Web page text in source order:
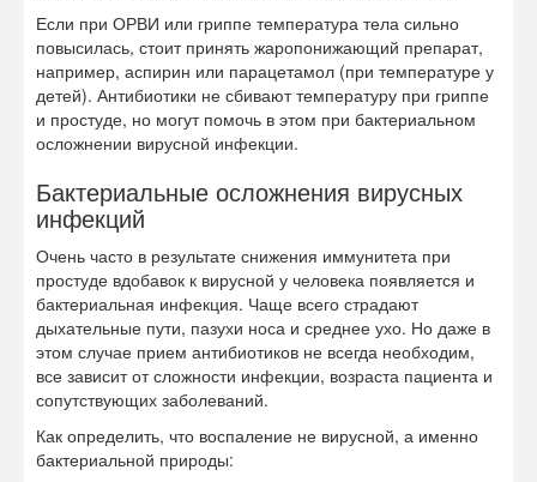
Если при ОРВИ или гриппе температура тела сильно
повысилась, стоит принять жаропонижающий препарат,
например, аспирин или парацетамол (при температуре у
детей). Антибиотики не сбивают температуру при гриппе
и простуде, но могут помочь в этом при бактериальном
осложнении вирусной инфекции.
Бактериальные осложнения вирусных
инфекций
Очень часто в результате снижения иммунитета при
простуде вдобавок к вирусной у человека появляется и
бактериальная инфекция. Чаще всего страдают
дыхательные пути, пазухи носа и среднее ухо. Но даже в
этом случае прием антибиотиков не всегда необходим,
все зависит от сложности инфекции, возраста пациента и
сопутствующих заболеваний.
Как определить, что воспаление не вирусной, а именно
бактериальной природы: